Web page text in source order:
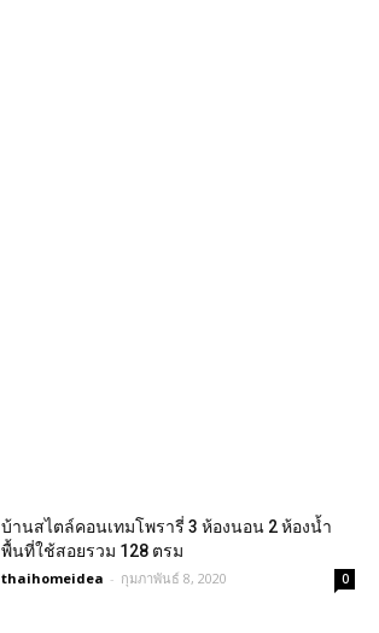
บ้านสไตล์คอนเทมโพรารี่ 3 ห้องนอน 2 ห้องน้ำ
พื้นที่ใช้สอยรวม 128 ตรม
thaihomeidea - กุมภาพันธ์ 8, 2020 0